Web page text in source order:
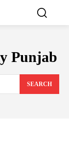
Punjab
SEARCH